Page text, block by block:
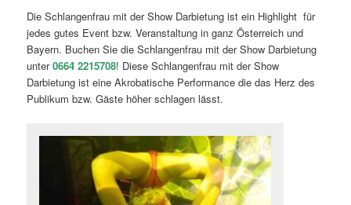
Die Schlangenfrau mit der Show Darbietung ist ein Highlight für
jedes gutes Event bzw. Veranstaltung in ganz Österreich und
Bayern. Buchen Sie die Schlangenfrau mit der Show Darbietung
unter0664 2215708! Diese Schlangenfrau mit der Show
Darbietung ist eine Akrobatische Performance die das Herz des
Publikum bzw. Gäste höher schlagen lässt.